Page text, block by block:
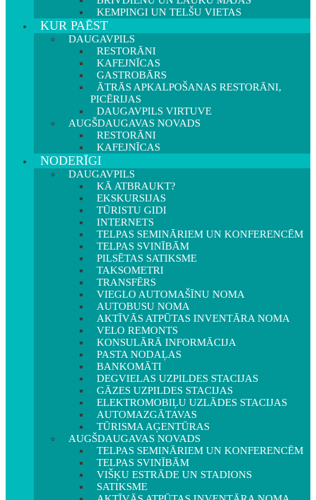
KEMPINGI UN TELŠU VIETAS
KUR PAĒST
DAUGAVPILS
RESTORĀNI
KAFEJNĪCAS
GASTROBĀRS
ĀTRĀS APKALPOŠANAS RESTORĀNI,
PICĒRIJAS
DAUGAVPILS VIRTUVE
AUGŠDAUGAVAS NOVADS
RESTORĀNI
KAFEJNĪCAS
NODERĪGI
DAUGAVPILS
KĀ ATBRAUKT?
EKSKURSIJAS
TŪRISTU GIDI
INTERNETS
TELPAS SEMINĀRIEM UN KONFERENCĒM
TELPAS SVINĪBĀM
PILSĒTAS SATIKSME
TAKSOMETRI
TRANSFĒRS
VIEGLO AUTOMAŠĪNU NOMA
AUTOBUSU NOMA
AKTĪVĀS ATPŪTAS INVENTĀRA NOMA
VELO REMONTS
KONSULĀRĀ INFORMĀCIJA
PASTA NODAĻAS
BANKOMĀTI
DEGVIELAS UZPILDES STACIJAS
GĀZES UZPILDES STACIJAS
ELEKTROMOBIĻU UZLĀDES STACIJAS
AUTOMAZGĀTAVAS
TŪRISMA AĢENTŪRAS
AUGŠDAUGAVAS NOVADS
TELPAS SEMINĀRIEM UN KONFERENCĒM
TELPAS SVINĪBĀM
VIŠĶU ESTRĀDE UN STADIONS
SATIKSME